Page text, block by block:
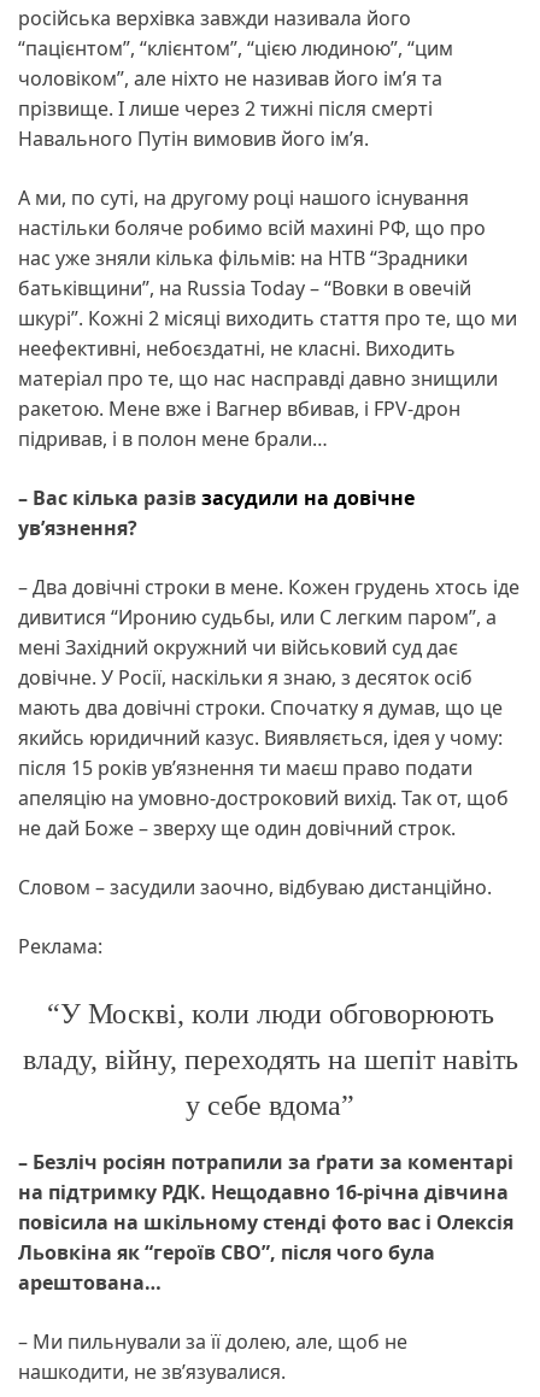
російська верхівка завжди називала його
“пацієнтом”, “клієнтом”, “цією людиною”, “цим
чоловіком”, але ніхто не називав його ім’я та
прізвище. І лише через 2 тижні після смерті
Навального Путін вимовив його ім’я.
А ми, по суті, на другому році нашого існування
настільки боляче робимо всій махині РФ, що про
нас уже зняли кілька фільмів: на НТВ “Зрадники
батьківщини”, на Russia Today – “Вовки в овечій
шкурі”. Кожні 2 місяці виходить стаття про те, що ми
неефективні, небоєздатні, не класні. Виходить
матеріал про те, що нас насправді давно знищили
ракетою. Мене вже і Вагнер вбивав, і FPV-дрон
підривав, і в полон мене брали…
– Вас кілька разівзасудили на довічне
ув’язнення?
– Два довічні строки в мене. Кожен грудень хтось іде
дивитися “Иронию судьбы, или С легким паром”, а
мені Західний окружний чи військовий суд дає
довічне. У Росії, наскільки я знаю, з десяток осіб
мають два довічні строки. Спочатку я думав, що це
якийсь юридичний казус. Виявляється, ідея у чому:
після 15 років ув’язнення ти маєш право подати
апеляцію на умовно-достроковий вихід. Так от, щоб
не дай Боже – зверху ще один довічний строк.
Словом – засудили заочно, відбуваю дистанційно.
Реклама:
“У Москві, коли люди обговорюють
владу, війну, переходять на шепіт навіть
у себе вдома”
– Безліч росіян потрапили за ґрати за коментарі
на підтримку РДК. Нещодавно 16-річна дівчина
повісила на шкільному стенді фото вас і Олексія
Льовкіна як “героїв СВО”, після чого була
арештована…
– Ми пильнували за її долею, але, щоб не
нашкодити, не зв’язувалися.